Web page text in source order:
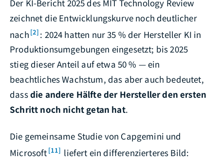
Der KI-Bericht 2025 des MIT Technology Review
zeichnet die Entwicklungskurve noch deutlicher
nach [2] : 2024 hatten nur 35 % der Hersteller KI in
Produktionsumgebungen eingesetzt; bis 2025
stieg dieser Anteil auf etwa 50 % — ein
beachtliches Wachstum, das aber auch bedeutet,
dassdie andere Hälfte der Hersteller den ersten
Schritt noch nicht getan hat.
Die gemeinsame Studie von Capgemini und
Microsoft [11] liefert ein differenzierteres Bild: